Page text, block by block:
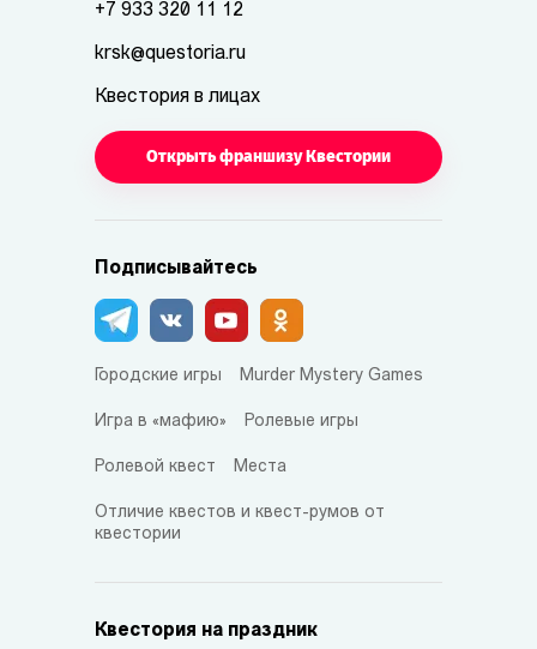
+7 933 320 11 12
krsk@questoria.ru
Квестория в лицах
Открыть франшизу Квестории
Подписывайтесь
Городские игры Murder Mystery Games
Игра в «мафию» Ролевые игры
Ролевой квест Места
Отличие квестов и квест-румов от
квестории
Квестория на праздник